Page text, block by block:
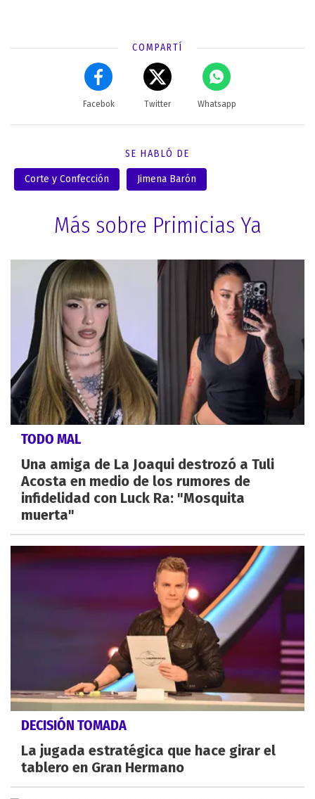
COMPARTÍ
Facebok Twitter Whatsapp
SE HABLÓ DE
Corte y Confección Jimena Barón
Más sobre Primicias Ya
TODO MAL
Una amiga de La Joaqui destrozó a Tuli
Acosta en medio de los rumores de
infidelidad con Luck Ra: "Mosquita
muerta"
DECISIÓN TOMADA
La jugada estratégica que hace girar el
tablero en Gran Hermano